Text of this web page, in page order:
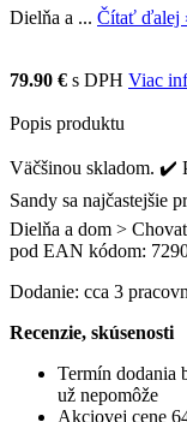
Dielňa a ... Čítať ďalej
79.90 € s DPH Viac
Popis produktu
Väčšinou skladom. ✔️
Sandy sa najčastejšie
Dielňa a dom >
pod EAN kódom:
Dodanie: cca 3
Recenzie, skúsenosti
Termín dodania
už nepomôže
Akciovej cene